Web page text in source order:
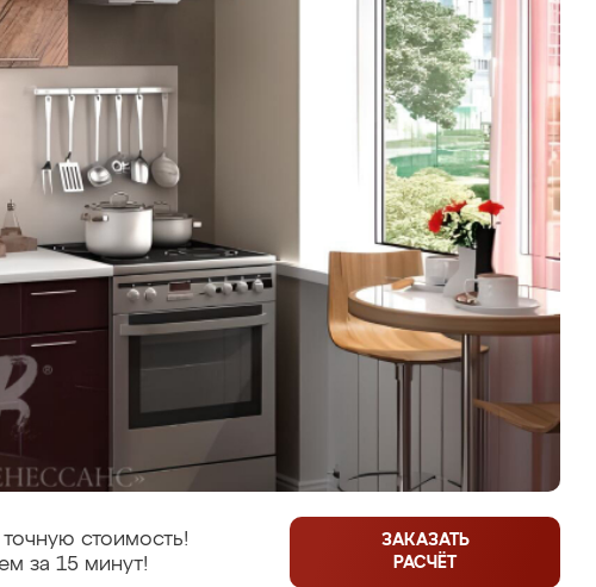
стоимость!
за 15 минут!
ЗАКАЗАТЬ
РАСЧЁТ